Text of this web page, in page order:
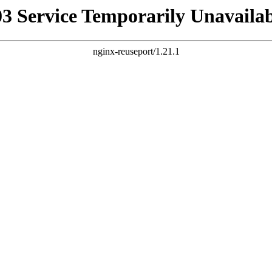
Service Temporarily
nginx-reuseport/1.21.1